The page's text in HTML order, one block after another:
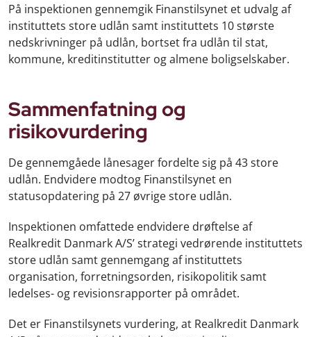
På inspektionen gennemgik Finanstilsynet et udvalg af
instituttets store udlån samt instituttets 10 største
nedskrivninger på udlån, bortset fra udlån til stat,
kommune, kreditinstitutter og almene boligselskaber.
Sammenfatning og
risikovurdering
De gennemgåede lånesager fordelte sig på 43 store
udlån. Endvidere modtog Finanstilsynet en
statusopdatering på 27 øvrige store udlån.
Inspektionen omfattede endvidere drøftelse af
Realkredit Danmark A/S’ strategi vedrørende instituttets
store udlån samt gennemgang af instituttets
organisation, forretningsorden, risikopolitik samt
ledelses- og revisionsrapporter på området.
Det er Finanstilsynets vurdering, at Realkredit Danmark